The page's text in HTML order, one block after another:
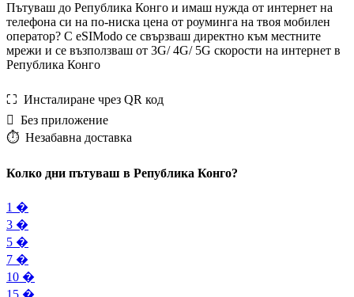
Пътуваш до Република Конго и имаш нужда от интернет на
телефона си на по-ниска цена от роуминга на твоя мобилен
оператор? С eSIModo се свързваш директно към местните
мрежи и се възползваш от 3G/ 4G/ 5G скорости на интернет в
Република Конго
⛶️️ Инсталиране чрез QR код
️ Без приложение
⏱️️ Незабавна доставка
Колко дни пътуваш в Република Конго?
1 �
3 �
5 �
7 �
10 �
15 �